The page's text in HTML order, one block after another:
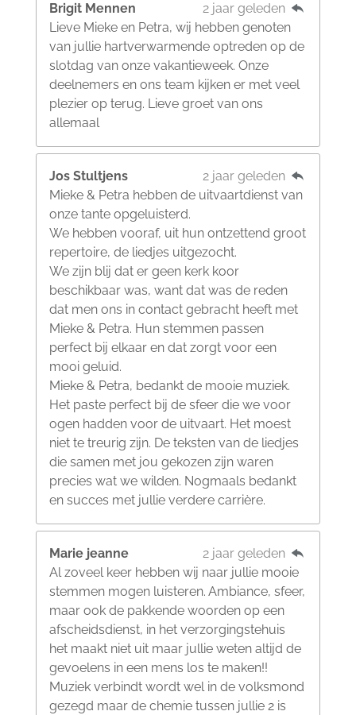
Brigit Mennen
2 jaar geleden
Lieve Mieke en Petra, wij hebben genoten
van jullie hartverwarmende optreden op de
slotdag van onze vakantieweek. Onze
deelnemers en ons team kijken er met veel
plezier op terug. Lieve groet van ons
allemaal
Jos Stultjens
2 jaar geleden
Mieke & Petra hebben de uitvaartdienst van
onze tante opgeluisterd.
We hebben vooraf, uit hun ontzettend groot
repertoire, de liedjes uitgezocht.
We zijn blij dat er geen kerk koor
beschikbaar was, want dat was de reden
dat men ons in contact gebracht heeft met
Mieke & Petra. Hun stemmen passen
perfect bij elkaar en dat zorgt voor een
mooi geluid.
Mieke & Petra, bedankt de mooie muziek.
Het paste perfect bij de sfeer die we voor
ogen hadden voor de uitvaart. Het moest
niet te treurig zijn. De teksten van de liedjes
die samen met jou gekozen zijn waren
precies wat we wilden. Nogmaals bedankt
en succes met jullie verdere carrière.
Marie jeanne
2 jaar geleden
Al zoveel keer hebben wij naar jullie mooie
stemmen mogen luisteren. Ambiance, sfeer,
maar ook de pakkende woorden op een
afscheidsdienst, in het verzorgingstehuis
het maakt niet uit maar jullie weten altijd de
gevoelens in een mens los te maken!!
Muziek verbindt wordt wel in de volksmond
gezegd maar de chemie tussen jullie 2 is